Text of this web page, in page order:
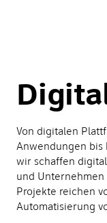
Von digitalen
Anwendungen bis
wir schaffen
und Unternehmen
Projekte reichen
Automatisierung